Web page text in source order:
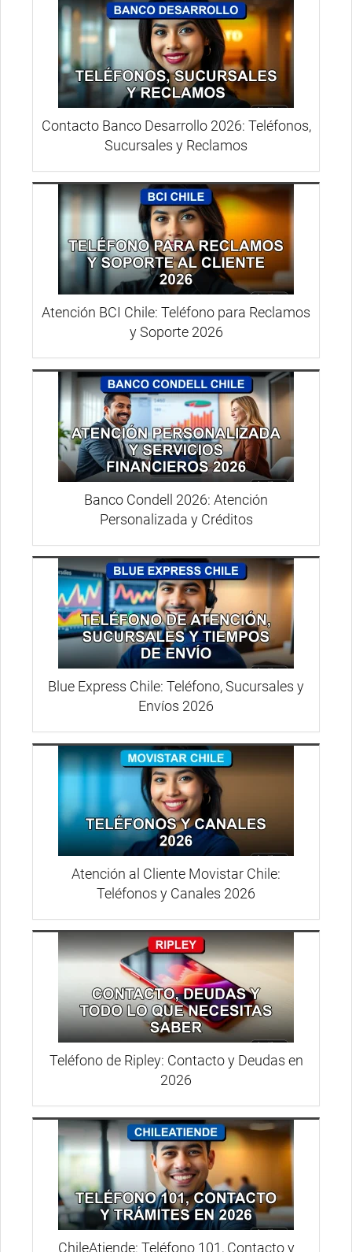
Contacto Banco Desarrollo 2026: Teléfonos,
Sucursales y Reclamos
Atención BCI Chile: Teléfono para Reclamos
y Soporte 2026
Banco Condell 2026: Atención
Personalizada y Créditos
Blue Express Chile: Teléfono, Sucursales y
Envíos 2026
Atención al Cliente Movistar Chile:
Teléfonos y Canales 2026
Teléfono de Ripley: Contacto y Deudas en
2026
ChileAtiende: Teléfono 101, Contacto y